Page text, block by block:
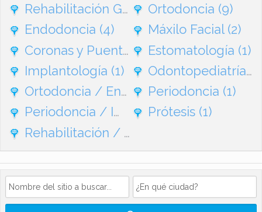
Rehabilitación General (95)
Ortodoncia (9)
Endodoncia (4) Máxilo Facial (2)
Coronas y Puentes
(1)Estomatología (1)
Implantología (1) Odontopediatría (1)
Ortodoncia / Endodoncia
(1)
Periodoncia (1)
Periodoncia / Implantes
(1)
Prótesis (1)
Rehabilitación / Ortodoncia